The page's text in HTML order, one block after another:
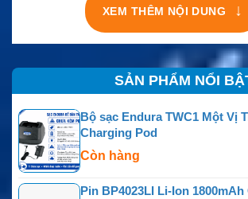
XEM THÊM NỘI DUNG ↓
SẢN PHẨM NỔI
Bộ sạc Endura TWC1 Một Vị
Charging Pod
Còn hàng
Pin BP4023LI Li-Ion